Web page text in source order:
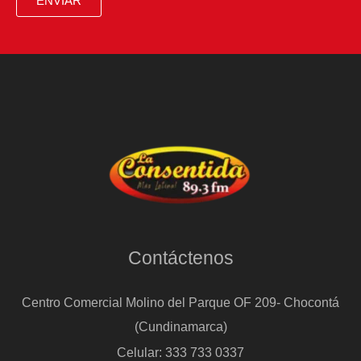
de
Contáctenos
Centro Comercial Molino del Parque OF 209- Chocontá
(Cundinamarca)
Celular: 333 733 0337